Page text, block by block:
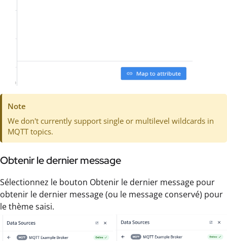
Note
We don't currently support single or multilevel wildcards in
MQTT topics.
Obtenir le dernier message
Sélectionnez le bouton Obtenir le dernier message pour
obtenir le dernier message (ou le message conservé) pour
le thème saisi.